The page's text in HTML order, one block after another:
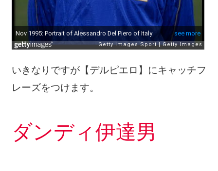
いきなりですが【デルピエロ】にキャッチフ
レーズをつけます。
ダンディ伊達男